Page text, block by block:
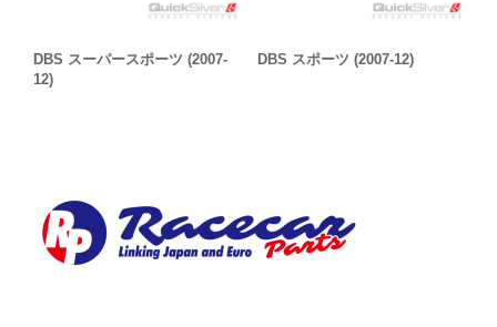
DBS スーパースポーツ (2007-
12)
DBS スポーツ (2007-12)